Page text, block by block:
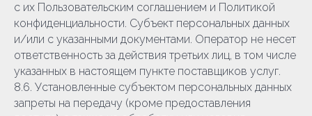
с их Пользовательским соглашением и Политикой
конфиденциальности. Субъект персональных данных
и/или с указанными документами. Оператор не несет
ответственность за действия третьих лиц, в том числе
указанных в настоящем пункте поставщиков услуг.
8.6. Установленные субъектом персональных данных
запреты на передачу (кроме предоставления